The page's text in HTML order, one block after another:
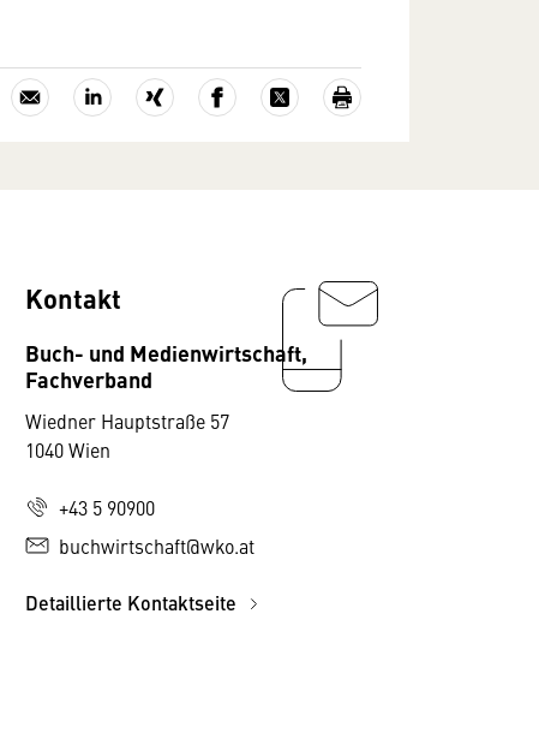
Kontakt
Buch- und Medienwirtschaft,
Fachverband
Wiedner Hauptstraße 57
1040 Wien
+43 5 90900
buchwirtschaft@wko.at
Detaillierte Kontaktseite